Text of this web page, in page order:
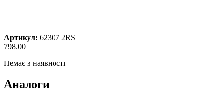
Артикул: 62307 2RS
798.00
Немає в наявності
Аналоги